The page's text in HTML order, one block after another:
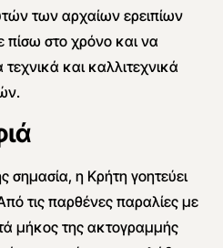
των αρχαίων ερειπίων
πίσω στο χρόνο και να
και καλλιτεχνικά
σημασία, η Κρήτη γοητεύει
τις παρθένες παραλίες με
μήκος της ακτογραμμής